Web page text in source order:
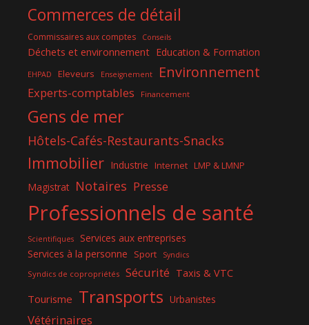
Commerces de détail
Commissaires aux comptes Conseils
Déchets et environnement Education & Formation
EHPAD Eleveurs Enseignement Environnement
Experts-comptables Financement
Gens de mer
Hôtels-Cafés-Restaurants-Snacks
Immobilier Industrie Internet LMP & LMNP
Magistrat Notaires Presse
Professionnels de santé
Scientifiques
Services aux entreprises
Services à la personne
Sport Syndics
Syndics de copropriétés Sécurité Taxis & VTC
Tourisme Transports Urbanistes
Vétérinaires